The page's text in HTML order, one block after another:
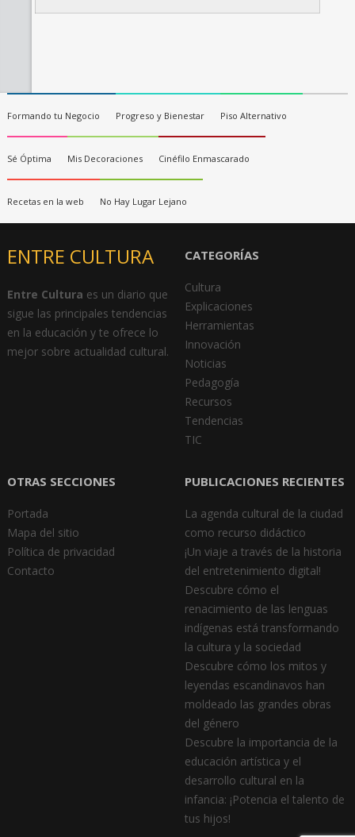
Formando tu Negocio Progreso y Bienestar Piso Alternativo
Sé Óptima Mis Decoraciones Cinéfilo Enmascarado
Recetas en la web No Hay Lugar Lejano
ENTRE CULTURA
Entre Cultura es un diario que
sigue las principales tendencias
en la educación y te ofrece lo
mejor sobre actualidad cultural.
CATEGORÍAS
Cultura
Explicaciones
Herramientas
Innovación
Noticias
Pedagogía
Recursos
Tendencias
TIC
OTRAS SECCIONES
Portada
Mapa del sitio
Política de privacidad
Contacto
PUBLICACIONES RECIENTES
La agenda cultural de la ciudad
como recurso didáctico
¡Un viaje a través de la historia
del entretenimiento digital!
Descubre cómo el
renacimiento de las lenguas
indígenas está transformando
la cultura y la sociedad
Descubre cómo los mitos y
leyendas escandinavos han
moldeado las grandes obras
del género
Descubre la importancia de la
educación artística y el
desarrollo cultural en la
infancia: ¡Potencia el talento de
tus hijos!